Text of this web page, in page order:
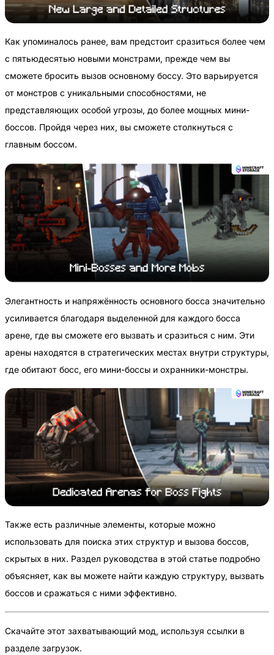
Как упоминалось ранее, вам предстоит сразиться более чем
с пятьюдесятью новыми монстрами, прежде чем вы
сможете бросить вызов основному боссу. Это варьируется
от монстров с уникальными способностями, не
представляющих особой угрозы, до более мощных мини-
боссов. Пройдя через них, вы сможете столкнуться с
главным боссом.
Элегантность и напряжённость основного босса значительно
усиливается благодаря выделенной для каждого босса
арене, где вы сможете его вызвать и сразиться с ним. Эти
арены находятся в стратегических местах внутри структуры,
где обитают босс, его мини-боссы и охранники-монстры.
Также есть различные элементы, которые можно
использовать для поиска этих структур и вызова боссов,
скрытых в них. Раздел руководства в этой статье подробно
объясняет, как вы можете найти каждую структуру, вызвать
боссов и сражаться с ними эффективно.
Скачайте этот захватывающий мод, используя ссылки в
разделе загрузок.